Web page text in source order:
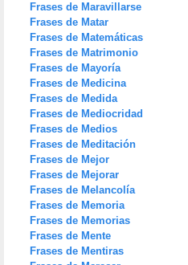
Frases de Maravillarse
Frases de Matar
Frases de Matemáticas
Frases de Matrimonio
Frases de Mayoría
Frases de Medicina
Frases de Medida
Frases de Mediocridad
Frases de Medios
Frases de Meditación
Frases de Mejor
Frases de Mejorar
Frases de Melancolía
Frases de Memoria
Frases de Memorias
Frases de Mente
Frases de Mentiras